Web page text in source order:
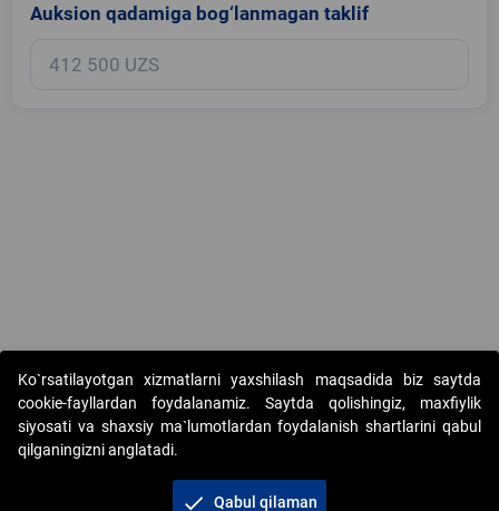
Auksion qadamiga bog‘lanmagan taklif
Copyright © 2017-2026. "Elektron onlayn-auksionlarni tashkil etish"
AJ. Barcha huquqlar himoyalangan
Ko`rsatilayotgan xizmatlarni yaxshilash maqsadida biz saytda
cookie-fayllardan foydalanamiz. Saytda qolishingiz, maxfiylik
siyosati va shaxsiy ma`lumotlardan foydalanish shartlarini qabul
qilganingizni anglatadi.
check Qabul qilaman